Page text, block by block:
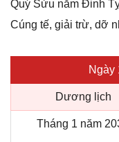
Quý Sửu năm Đinh
Cúng tế, giải trừ, dỡ
Ngày
Dương lịch
Tháng 1 năm